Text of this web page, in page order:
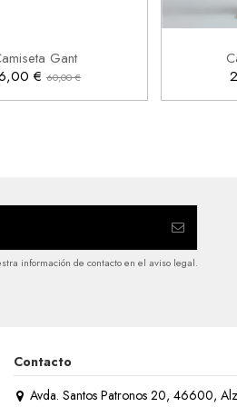
Gant
€60,00 €
Añadir al carrito
S

información de contacto en el aviso legal.
Contacto
Avda. Santos Patronos 20, 46600,